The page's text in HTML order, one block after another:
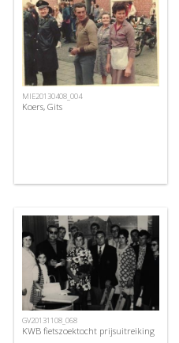
MIE20130408_004
Koers, Gits
GV20131108_068
KWB fietszoektocht prijsuitreiking